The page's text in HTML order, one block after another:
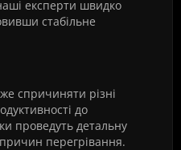
експерти швидко
стабільне
спричиняти різні
до
проведуть детальну
перегрівання.